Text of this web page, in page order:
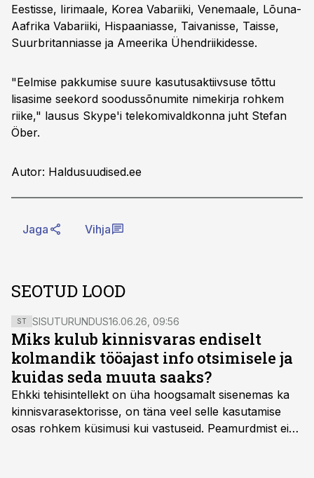
Eestisse, Iirimaale, Korea Vabariiki, Venemaale, Lõuna-
Aafrika Vabariiki, Hispaaniasse, Taivanisse, Taisse,
Suurbritanniasse ja Ameerika Ühendriikidesse.
"Eelmise pakkumise suure kasutusaktiivsuse tõttu
lisasime seekord soodussõnumite nimekirja rohkem
riike," lausus Skype'i telekomivaldkonna juht Stefan
Öber.
Autor: Haldusuudised.ee
Jaga Vihja
SEOTUD LOOD
ST SISUTURUNDUS16.06.26, 09:56
Miks kulub kinnisvaras endiselt
kolmandik tööajast info otsimisele ja
kuidas seda muuta saaks?
Ehkki tehisintellekt on üha hoogsamalt sisenemas ka
kinnisvarasektorisse, on täna veel selle kasutamise
osas rohkem küsimusi kui vastuseid. Peamurdmist ei